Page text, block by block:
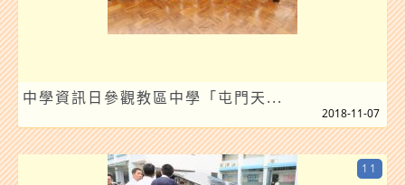
中學資訊日參觀教區中學「屯門天...
2018-11-07
11